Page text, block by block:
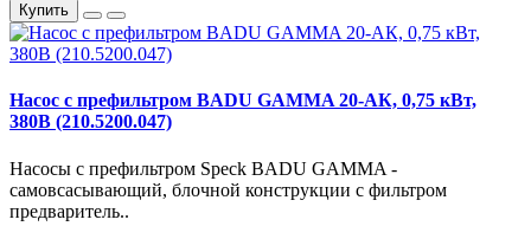
Купить
Насос с префильтром BADU GAMMA 20-АК, 0,75 кВт,
380В (210.5200.047)
Насосы с префильтром Speck BADU GAMMA -
самовсасывающий, блочной конструкции с фильтром
предваритель..